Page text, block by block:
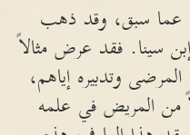
عما سبق، وقد ذهب
سينا. فقد عرض مثالاً
وتدبيره إياهم،
من المريض في علمه